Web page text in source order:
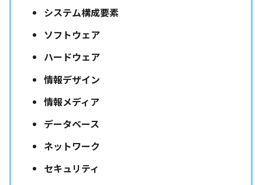
システム構成要素
ソフトウェア
ハードウェア
情報デザイン
情報メディア
データベース
ネットワーク
セキュリティ